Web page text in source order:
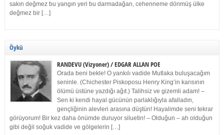
sakın değmez bu yangın yeri bu darmadağan, cehenneme dönmüş ülke
değmez bir […]
Öykü
RANDEVU (Vizyoner) / EDGAR ALLAN POE
Orada beni bekle! O yankılı vadide Mutlaka buluşacağım
seninle. (Chichester Piskoposu Henry King’in karısının
ölümü üstüne yazdığı ağıt.) Talihsiz ve gizemli adam! –
Sen ki kendi hayal gücünün parlaklığıyla afalladın,
gençliğinin alevleri arasına düştün! Hayalimde seni tekrar
görüyorum! Bir kez daha önümde duruyor siluetin! – Olduğun – ah olduğun
gibi değil soğuk vadide ve gölgelerin […]